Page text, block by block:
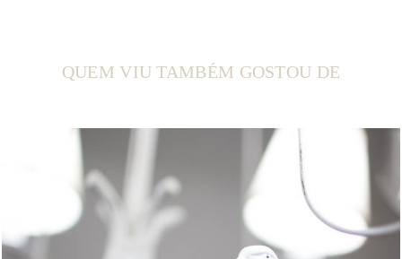
QUEM VIU TAMBÉM GOSTOU DE